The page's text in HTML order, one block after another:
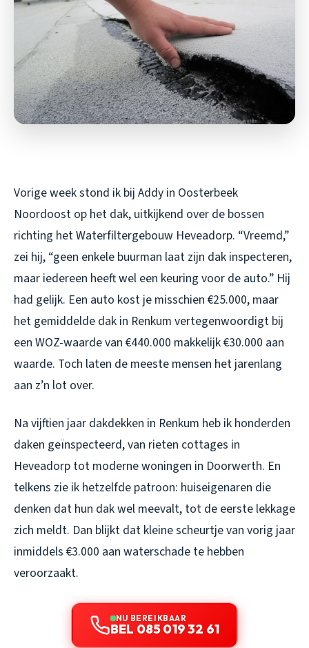
Vorige week stond ik bij Addy in Oosterbeek
Noordoost op het dak, uitkijkend over de bossen
richting het Waterfiltergebouw Heveadorp. “Vreemd,”
zei hij, “geen enkele buurman laat zijn dak inspecteren,
maar iedereen heeft wel een keuring voor de auto.” Hij
had gelijk. Een auto kost je misschien €25.000, maar
het gemiddelde dak in Renkum vertegenwoordigt bij
een WOZ-waarde van €440.000 makkelijk €30.000 aan
waarde. Toch laten de meeste mensen het jarenlang
aan z’n lot over.
Na vijftien jaar dakdekken in Renkum heb ik honderden
daken geïnspecteerd, van rieten cottages in
Heveadorp tot moderne woningen in Doorwerth. En
telkens zie ik hetzelfde patroon: huiseigenaren die
denken dat hun dak wel meevalt, tot de eerste lekkage
zich meldt. Dan blijkt dat kleine scheurtje van vorig jaar
inmiddels €3.000 aan waterschade te hebben
veroorzaakt.
NU BEREIKBAAR
BEL 085 019 32 61